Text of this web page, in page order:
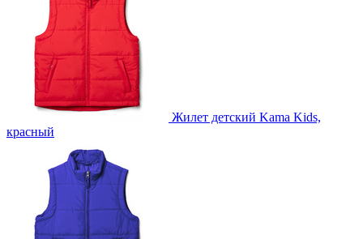
Жилет детский Kama Kids,
красный